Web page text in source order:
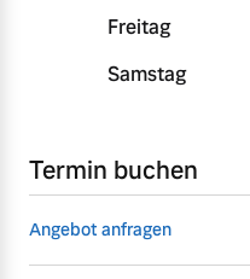
Freitag
Samstag
Termin buchen
Angebot anfragen